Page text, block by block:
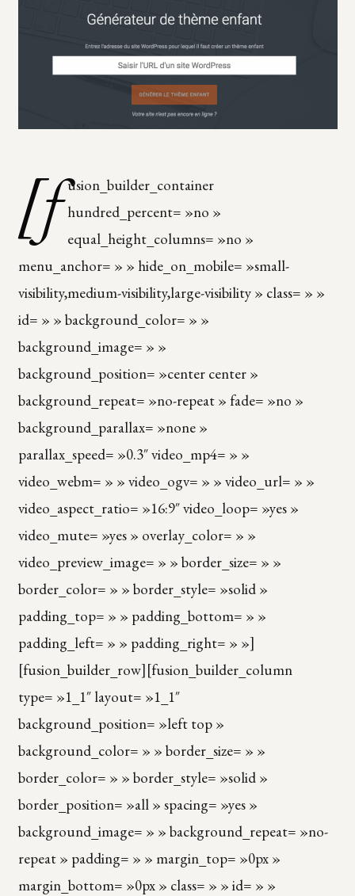
[f usion_builder_container
hundred_percent= »no »
equal_height_columns= »no »
menu_anchor= » » hide_on_mobile= »small-
visibility,medium-visibility,large-visibility » class= » »
id= » » background_color= » »
background_image= » »
background_position= »center center »
background_repeat= »no-repeat » fade= »no »
background_parallax= »none »
parallax_speed= »0.3″ video_mp4= » »
video_webm= » » video_ogv= » » video_url= » »
video_aspect_ratio= »16:9″ video_loop= »yes »
video_mute= »yes » overlay_color= » »
video_preview_image= » » border_size= » »
border_color= » » border_style= »solid »
padding_top= » » padding_bottom= » »
padding_left= » » padding_right= » »]
[fusion_builder_row][fusion_builder_column
type= »1_1″ layout= »1_1″
background_position= »left top »
background_color= » » border_size= » »
border_color= » » border_style= »solid »
border_position= »all » spacing= »yes »
background_image= » » background_repeat= »no-
repeat » padding= » » margin_top= »0px »
margin_bottom= »0px » class= » » id= » »